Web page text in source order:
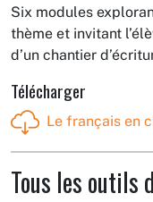
Six modules
thème et invitant
d’un chantier
Télécharger
Le français en
Tous les outils